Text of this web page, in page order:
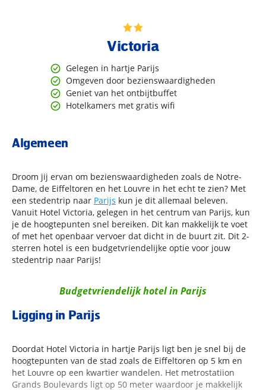
Victoria
Gelegen in hartje Parijs
Omgeven door bezienswaardigheden
Geniet van het ontbijtbuffet
Hotelkamers met gratis wifi
Algemeen
Droom jij ervan om bezienswaardigheden zoals de Notre-
Dame, de Eiffeltoren en het Louvre in het echt te zien? Met
een stedentrip naar Parijs kun je dit allemaal beleven.
Vanuit Hotel Victoria, gelegen in het centrum van Parijs, kun
je de hoogtepunten snel bereiken. Dit kan makkelijk te voet
of met het openbaar vervoer dat dicht in de buurt zit. Dit 2-
sterren hotel is een budgetvriendelijke optie voor jouw
stedentrip naar Parijs!
Budgetvriendelijk hotel in Parijs
Ligging in Parijs
Doordat Hotel Victoria in hartje Parijs ligt ben je snel bij de
hoogtepunten van de stad zoals de Eiffeltoren op 5 km en
het Louvre op een kwartier wandelen. Het metrostatiion
Grands Boulevards ligt op 50 meter waardoor je makkelijk